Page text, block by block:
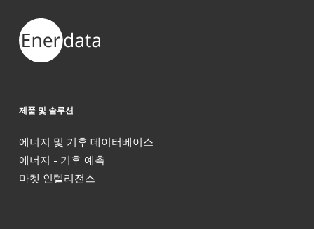
제품 및 솔루션
에너지 및 기후 데이터베이스
에너지 - 기후 예측
마켓 인텔리전스